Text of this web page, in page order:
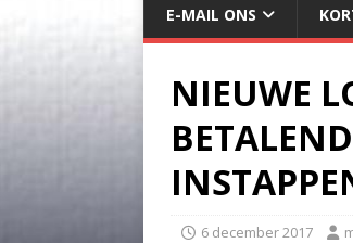
E-MAIL ONS
NIEUWE
6 december 2017